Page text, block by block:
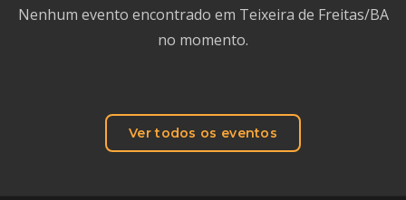
Nenhum evento encontrado em Teixeira de Freitas/BA
no momento.
Ver todos os eventos